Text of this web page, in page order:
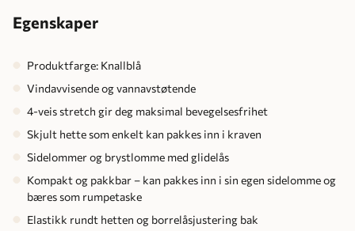
Egenskaper
Produktfarge: Knallblå
Vindavvisende og vannavstøtende
4-veis stretch gir deg maksimal bevegelsesfrihet
Skjult hette som enkelt kan pakkes inn i kraven
Sidelommer og brystlomme med glidelås
Kompakt og pakkbar – kan pakkes inn i sin egen sidelomme og
bæres som rumpetaske
Elastikk rundt hetten og borrelåsjustering bak